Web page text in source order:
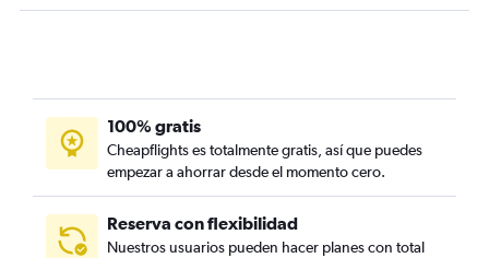
100% gratis
Cheapflights es totalmente gratis, así que puedes
empezar a ahorrar desde el momento cero.
Reserva con flexibilidad
Nuestros usuarios pueden hacer planes con total